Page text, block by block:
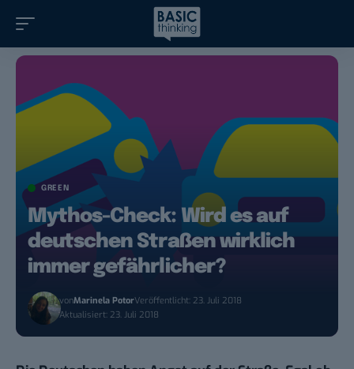
GREEN
Mythos-Check: Wird es auf
deutschen Straßen wirklich
immer gefährlicher?
vonMarinela PotorVeröffentlicht: 23. Juli 2018
Aktualisiert: 23. Juli 2018